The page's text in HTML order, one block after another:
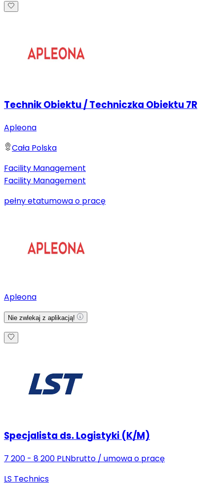
Technik Obiektu / Techniczka Obiektu 7R
Apleona
Cała Polska
Facility Management
Facility Management
pełny etatumowa o pracę
Apleona
Nie zwlekaj z aplikacją!
Specjalista ds. Logistyki (K/M)
7 200 - 8 200 PLNbrutto / umowa o pracę
LS Technics